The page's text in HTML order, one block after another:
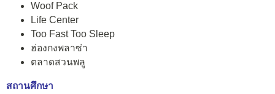
Woof Pack
Life Center
Too Fast Too Sleep
ฮ่องกงพลาซ่า
ตลาดสวนพลู
สถานศึกษา